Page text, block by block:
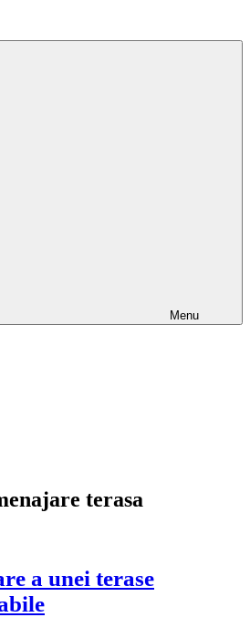
Menu
terasa
a unei terase